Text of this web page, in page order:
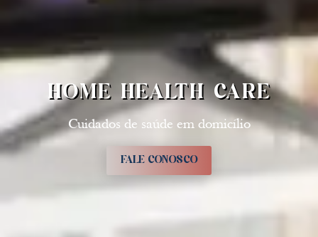
HOME HEALTH CARE
Cuidados de saúde em domicílio
FALE CONOSCO